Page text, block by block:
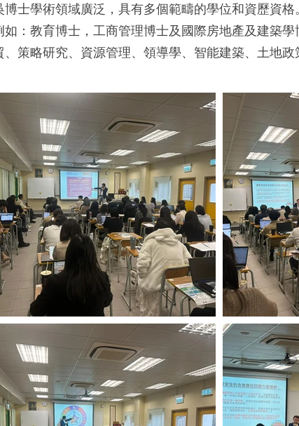
博士學術領域廣泛，具有多個範疇的學位和資歷資格。
如：教育博士，工商管理博士及國際房地產及建築
、策略研究、資源管理、領導學、智能建築、土地政